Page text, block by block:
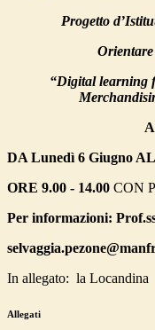
Progetto
“Digital learning
DA Lunedì 6 Giugno
ORE 9.00 - 14.00 CON
Per informazioni:
In allegato: la Locandina
Allegati